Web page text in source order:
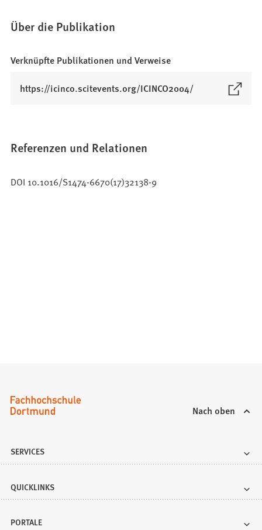
Über die Publikation
Verknüpfte Publikationen und Verweise
https://icinco.scitevents.org/ICINCO2004/
n
i
)
Referenzen und Relationen
DOI 10.1016/S1474-6670(17)32138-9
Nach oben
SERVICES
QUICKLINKS
PORTALE